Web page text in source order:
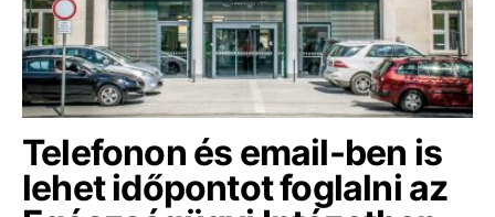
Telefonon és email-ben is
lehet időpontot foglalni az